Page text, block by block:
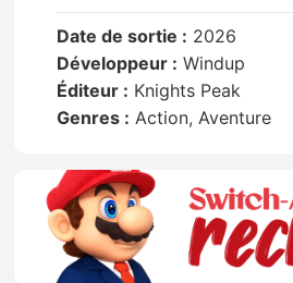
Date de sortie : 2026
Développeur : Windup
Éditeur : Knights Peak
Genres : Action, Aventure